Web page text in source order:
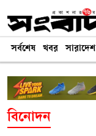
সর্বশেষ খবর সারাদেশ
বিনোদন